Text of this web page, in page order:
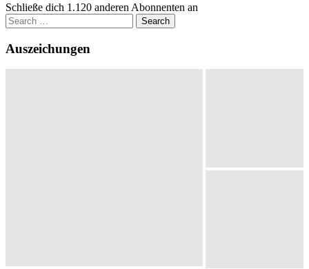
Schließe dich 1.120 anderen Abonnenten an
Search
for:
Auszeichungen